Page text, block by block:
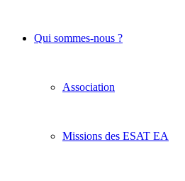
Qui sommes-nous ?
Association
Missions des ESAT EA